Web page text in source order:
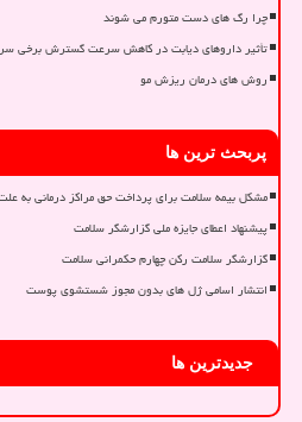
چرا رگ های دست متورم می شوند
تأثیر داروهای دیابت در کاهش سرعت گسترش برخی
روش های درمان ریزش مو
پربحث ترین ها
مشکل بیمه سلامت برای پرداخت حق مراکز درمانی به
پیشنهاد اعطای جایزه ملی گزارشگر سلامت
گزارشگر سلامت رکن چهارم حکمرانی سلامت
انتشار اسامی ژل های بدون مجوز شستشوی پوست
جدیدترین ها